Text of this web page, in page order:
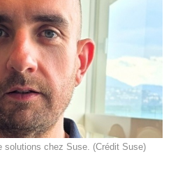
solutions chez Suse. (Crédit Suse)